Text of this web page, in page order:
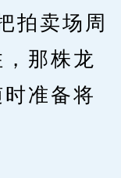
拍卖场周
那株龙
准备将